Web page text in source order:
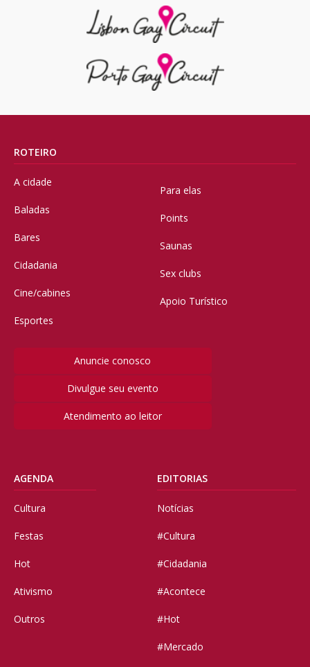
ROTEIRO
A cidade
Baladas
Bares
Cidadania
Cine/cabines
Esportes
Para elas
Points
Saunas
Sex clubs
Apoio Turístico
Anuncie conosco
Divulgue seu evento
Atendimento ao leitor
AGENDA
Cultura
Festas
Hot
Ativismo
Outros
EDITORIAS
Notícias
#Cultura
#Cidadania
#Acontece
#Hot
#Mercado